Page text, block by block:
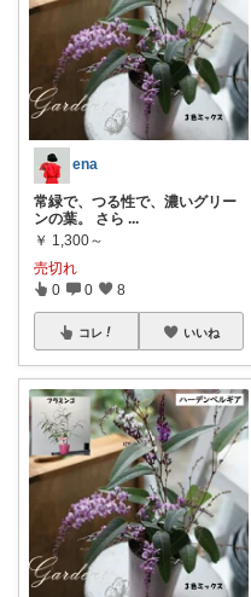
ena
常緑で、つる性で、濃いグリー
ンの葉。 さら ...
￥ 1,300～
売切れ
0 0 8
コレ いいね